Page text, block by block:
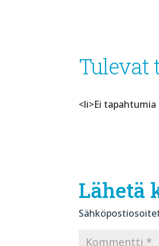
Tulevat
<li>Ei
Lähetä